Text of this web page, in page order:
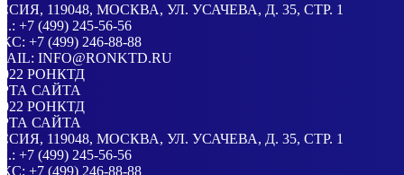
, 119048, МОСКВА, УЛ. УСАЧЕВА, Д. 35, СТР. 1
+7 (499) 245-56-56
+7 (499) 246-88-88
INFO@RONKTD.RU
РОНКТД
САЙТА
РОНКТД
САЙТА
, 119048, МОСКВА, УЛ. УСАЧЕВА, Д. 35, СТР. 1
+7 (499) 245-56-56
+7 (499) 246-88-88